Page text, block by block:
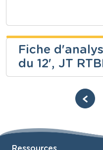
Fiche
du 12', JT
Secondaire